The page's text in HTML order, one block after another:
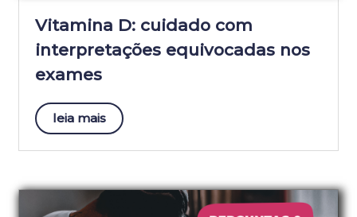
Vitamina D: cuidado com
interpretações equivocadas nos
exames
leia mais